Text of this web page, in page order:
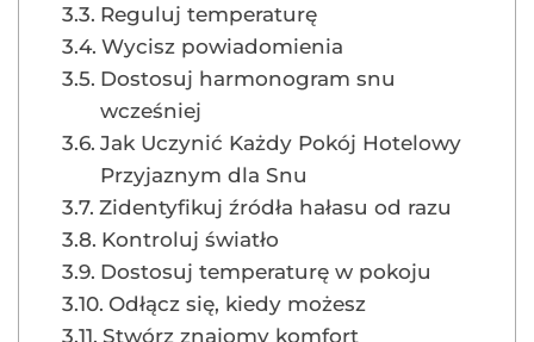
Reguluj temperaturę
Wycisz powiadomienia
Dostosuj harmonogram snu
wcześniej
Jak Uczynić Każdy Pokój Hotelowy
Przyjaznym dla Snu
Zidentyfikuj źródła hałasu od razu
Kontroluj światło
Dostosuj temperaturę w pokoju
Odłącz się, kiedy możesz
Stwórz znajomy komfort